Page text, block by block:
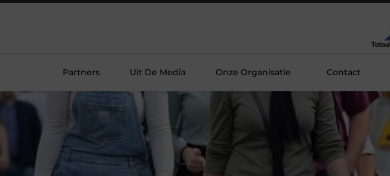
Partners Uit De Media Onze Organisatie Contact